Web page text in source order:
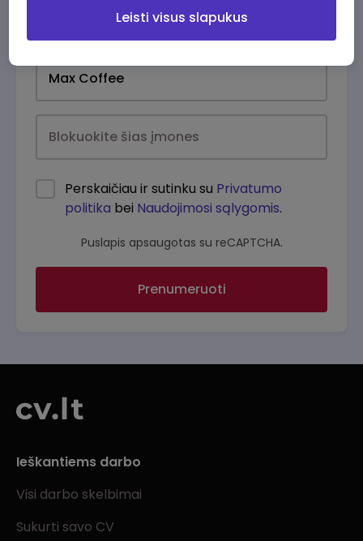
Perskaičiau ir sutinku su Privatumo
politika bei Naudojimosi sąlygomis.
Puslapis apsaugotas su reCAPTCHA.
Prenumeruoti
Ieškantiems darbo
Visi darbo skelbimai
Sukurti savo CV
Leisti visus slapukus